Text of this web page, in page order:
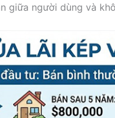
giữa người dùng và